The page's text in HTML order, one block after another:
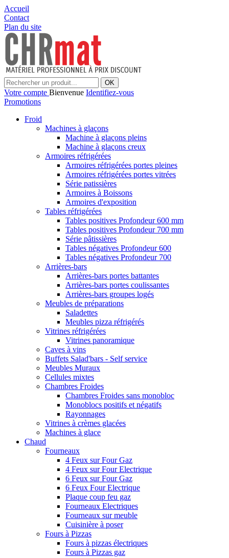
Accueil
Contact
Plan du site
OK
Votre compte Bienvenue Identifiez-vous
Promotions
Froid
Machines à glaçons
Machine à glaçons pleins
Machine à glaçons creux
Armoires réfrigérées
Armoires réfrigérées portes pleines
Armoires réfrigérées portes vitrées
Série patissières
Armoires à Boissons
Armoires d'exposition
Tables réfrigérées
Tables positives Profondeur 600 mm
Tables positives Profondeur 700 mm
Série pâtissières
Tables négatives Profondeur 600
Tables négatives Profondeur 700
Arrières-bars
Arrières-bars portes battantes
Arrières-bars portes coulissantes
Arrières-bars groupes logés
Meubles de préparations
Saladettes
Meubles pizza réfrigérés
Vitrines réfrigérées
Vitrines panoramique
Caves à vins
Buffets Salad'bars - Self service
Meubles Muraux
Cellules mixtes
Chambres Froides
Chambres Froides sans monobloc
Monoblocs positifs et négatifs
Rayonnages
Vitrines à crèmes glacées
Machines à glace
Chaud
Fourneaux
4 Feux sur Four Gaz
4 Feux sur Four Electrique
6 Feux sur Four Gaz
6 Feux Four Electrique
Plaque coup feu gaz
Fourneaux Electriques
Fourneaux sur meuble
Cuisinière à poser
Fours à Pizzas
Fours à pizzas électriques
Fours à Pizzas gaz